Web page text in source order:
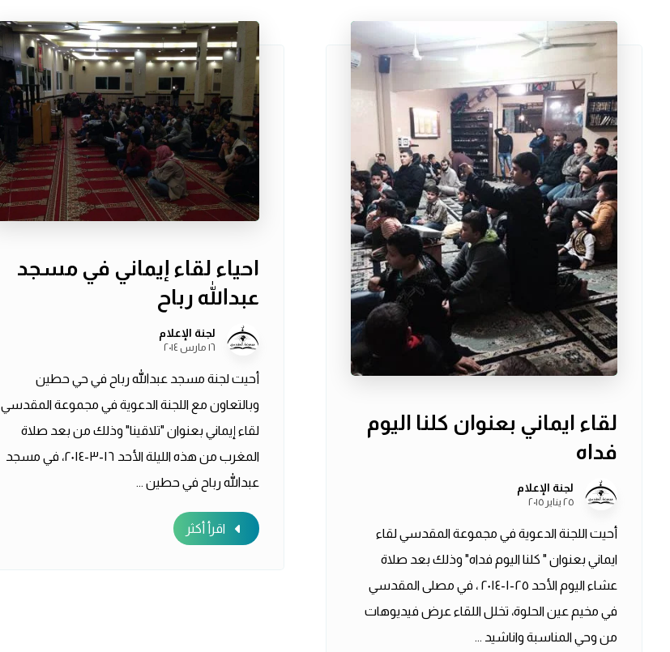
لقاء ايماني بعنوان كلنا اليوم
فداه
لجنة الإعلام
٢٥ يناير ٢٠١٥
أحيت اللجنة الدعوية في مجموعة المقدسي لقاء
ايماني بعنوان " كلنا اليوم فداه" وذلك بعد صلاة
عشاء اليوم الأحد ٢٥-١-٢٠١٤ ، في مصلى المقدسي
في مخيم عين الحلوة، تخلل اللقاء عرض فيديوهات
من وحي المناسبة واناشيد ...
احياء لقاء إيماني في مسجد
عبدالله رباح
لجنة الإعلام
١٦ مارس ٢٠١٤
أحيت لجنة مسجد عبدالله رباح في حي حطين
وبالتعاون مع اللجنة الدعوية في مجموعة المقدسي
لقاء إيماني بعنوان "تلاقينا" وذلك من بعد صلاة
المغرب من هذه الليلة الأحد ١٦-٣-٢٠١٤، في مسجد
عبدالله رباح في حطين ...
اقرأ أكثر